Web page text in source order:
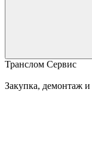
Транслом Сервис
Закупка, демонтаж и